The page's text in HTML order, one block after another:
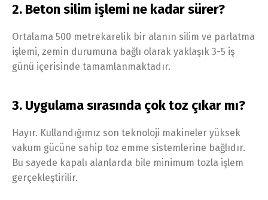
2. Beton silim işlemi ne kadar sürer?
Ortalama 500 metrekarelik bir alanın silim ve parlatma
işlemi, zemin durumuna bağlı olarak yaklaşık 3-5 iş
günü içerisinde tamamlanmaktadır.
3. Uygulama sırasında çok toz çıkar mı?
Hayır. Kullandığımız son teknoloji makineler yüksek
vakum gücüne sahip toz emme sistemlerine bağlıdır.
Bu sayede kapalı alanlarda bile minimum tozla işlem
gerçekleştirilir.